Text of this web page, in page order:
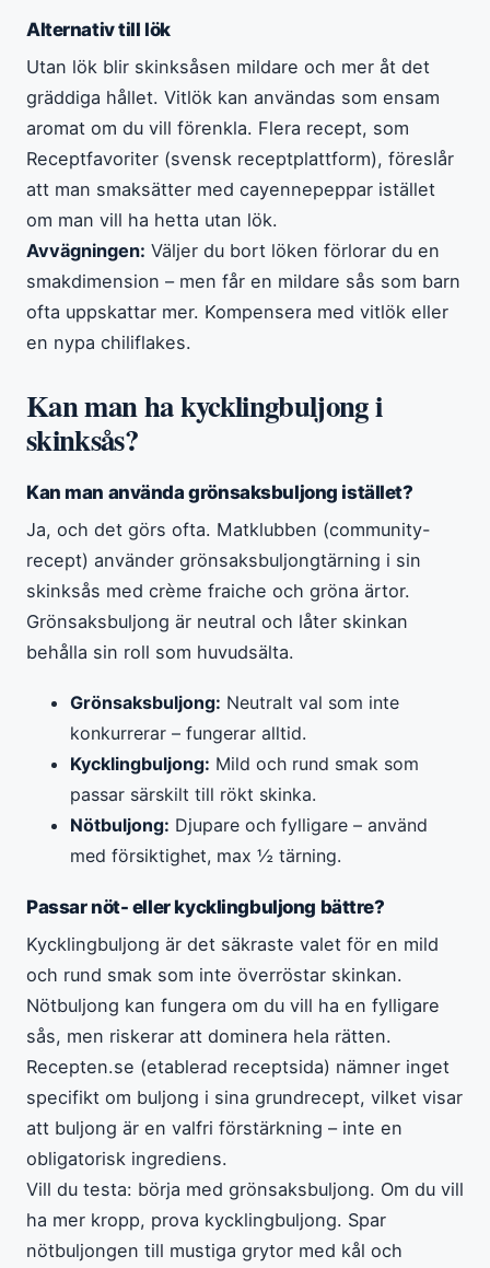
Alternativ till lök
Utan lök blir skinksåsen mildare och mer åt det
gräddiga hållet. Vitlök kan användas som ensam
aromat om du vill förenkla. Flera recept, som
Receptfavoriter (svensk receptplattform), föreslår
att man smaksätter med cayennepeppar istället
om man vill ha hetta utan lök.
Avvägningen: Väljer du bort löken förlorar du en
smakdimension – men får en mildare sås som barn
ofta uppskattar mer. Kompensera med vitlök eller
en nypa chiliflakes.
Kan man ha kycklingbuljong i
skinksås?
Kan man använda grönsaksbuljong istället?
Ja, och det görs ofta. Matklubben (community-
recept) använder grönsaksbuljongtärning i sin
skinksås med crème fraiche och gröna ärtor.
Grönsaksbuljong är neutral och låter skinkan
behålla sin roll som huvudsälta.
Grönsaksbuljong: Neutralt val som inte
konkurrerar – fungerar alltid.
Kycklingbuljong: Mild och rund smak som
passar särskilt till rökt skinka.
Nötbuljong: Djupare och fylligare – använd
med försiktighet, max ½ tärning.
Passar nöt- eller kycklingbuljong bättre?
Kycklingbuljong är det säkraste valet för en mild
och rund smak som inte överröstar skinkan.
Nötbuljong kan fungera om du vill ha en fylligare
sås, men riskerar att dominera hela rätten.
Recepten.se (etablerad receptsida) nämner inget
specifikt om buljong i sina grundrecept, vilket visar
att buljong är en valfri förstärkning – inte en
obligatorisk ingrediens.
Vill du testa: börja med grönsaksbuljong. Om du vill
ha mer kropp, prova kycklingbuljong. Spar
nötbuljongen till mustiga grytor med kål och